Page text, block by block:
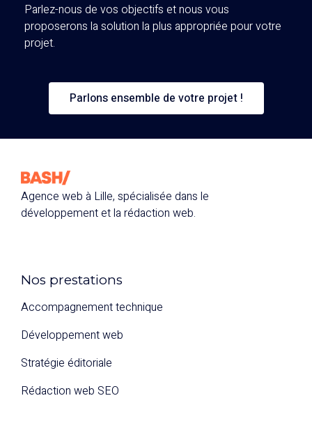
Parlez-nous de vos objectifs et nous vous
proposerons la solution la plus appropriée pour votre
projet.
Parlons ensemble de votre projet !
Agence web à Lille, spécialisée dans le
développement et la rédaction web.
Nos prestations
Accompagnement technique
Développement web
Stratégie éditoriale
Rédaction web SEO